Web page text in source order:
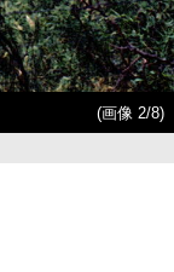
(画像 2/8)